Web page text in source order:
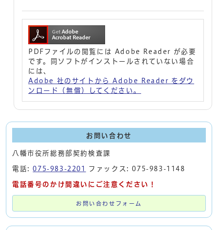
PDFファイルの閲覧には Adobe Reader が必要
です。同ソフトがインストールされていない場合
には、
Adobe 社のサイトから Adobe Reader をダウ
ンロード（無償）してください。
お問い合わせ
八幡市役所総務部契約検査課
電話:075-983-2201 ファックス: 075-983-1148
電話番号のかけ間違いにご注意ください！
お問い合わせフォーム